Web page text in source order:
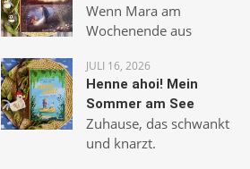
Wenn Mara am
Wochenende aus
JULI 16, 2026
Henne ahoi! Mein
Sommer am See
Zuhause, das schwankt
und knarzt.